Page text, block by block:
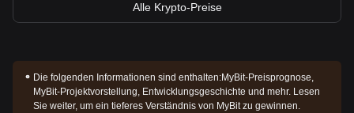
Alle Krypto-Preise
Die folgenden Informationen sind enthalten:MyBit-Preisprognose,
MyBit-Projektvorstellung, Entwicklungsgeschichte und mehr. Lesen
Sie weiter, um ein tieferes Verständnis von MyBit zu gewinnen.